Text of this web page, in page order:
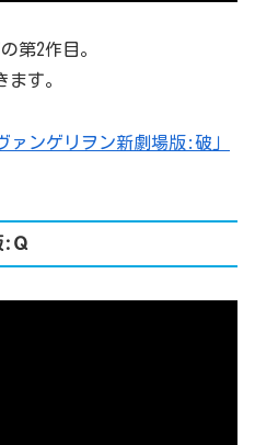
第2作目。
す。
ァンゲリヲン新劇場版:破」
:Ｑ